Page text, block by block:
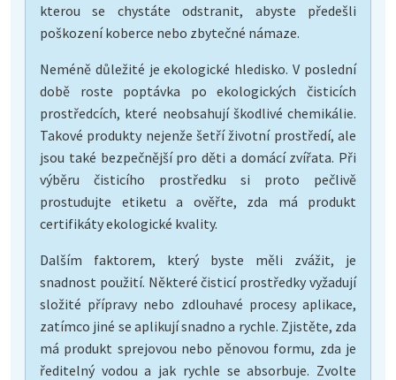
kterou se chystáte odstranit, abyste předešli
poškození koberce nebo zbytečné námaze.
Neméně důležité je ekologické hledisko. V poslední
době roste poptávka po ekologických čisticích
prostředcích, které neobsahují škodlivé chemikálie.
Takové produkty nejenže šetří životní prostředí, ale
jsou také bezpečnější pro děti a domácí zvířata. Při
výběru čisticího prostředku si proto pečlivě
prostudujte etiketu a ověřte, zda má produkt
certifikáty ekologické kvality.
Dalším faktorem, který byste měli zvážit, je
snadnost použití. Některé čisticí prostředky vyžadují
složité přípravy nebo zdlouhavé procesy aplikace,
zatímco jiné se aplikují snadno a rychle. Zjistěte, zda
má produkt sprejovou nebo pěnovou formu, zda je
ředitelný vodou a jak rychle se absorbuje. Zvolte